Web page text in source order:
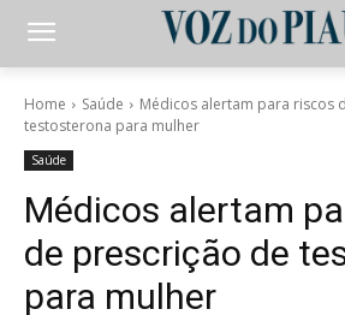
Home Saúde
Médicos alertam para riscos
testosterona para mulher
Saúde
Médicos alertam
de prescrição de
para mulher